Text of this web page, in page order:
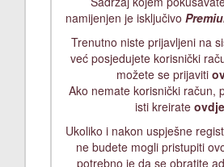
namijenjen je isključivo
Trenutno niste prijavljeni na
već posjedujete korisnički
možete se prijaviti
Ako nemate korisnički račun,
isti kreirate ovdje
Ukoliko i nakon uspješne
ne budete mogli pristupiti
potrebno je da se obratite